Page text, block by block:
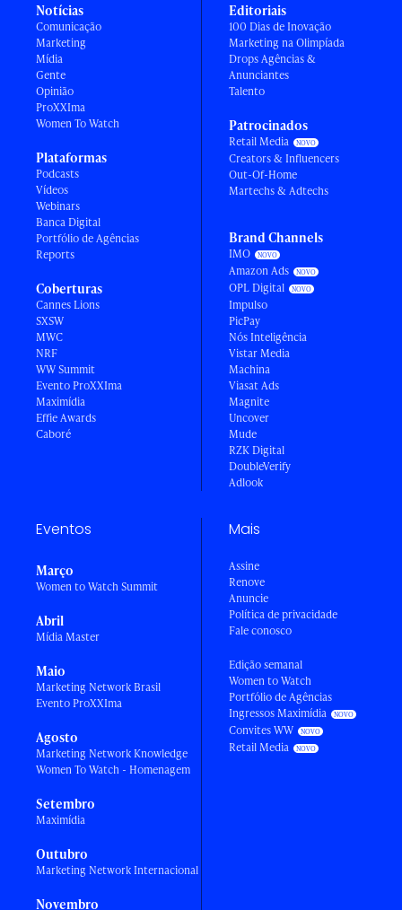
Notícias
Comunicação
Marketing
Mídia
Gente
Opinião
ProXXIma
Women To Watch
Plataformas
Podcasts
Vídeos
Webinars
Banca Digital
Portfólio de Agências
Reports
Coberturas
Cannes Lions
SXSW
MWC
NRF
WW Summit
Evento ProXXIma
Maximídia
Effie Awards
Caboré
Editoriais
100 Dias de Inovação
Marketing na Olimpíada
Drops Agências &
Anunciantes
Talento
Patrocinados
Retail Media
Creators & Influencers
Out-Of-Home
Martechs & Adtechs
Brand Channels
IMO
Amazon Ads
OPL Digital
Impulso
PicPay
Nós Inteligência
Vistar Media
Machina
Viasat Ads
Magnite
Uncover
Mude
RZK Digital
DoubleVerify
Adlook
Eventos
Março
Women to Watch Summit
Abril
Mídia Master
Maio
Marketing Network Brasil
Evento ProXXIma
Agosto
Marketing Network Knowledge
Women To Watch - Homenagem
Setembro
Maximídia
Outubro
Marketing Network Internacional
Novembro
Mais
Assine
Renove
Anuncie
Política de privacidade
Fale conosco
Edição semanal
Women to Watch
Portfólio de Agências
Ingressos Maximídia
Convites WW
Retail Media